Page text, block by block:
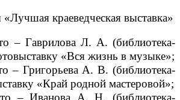
краеведческая выставка»
– Гаврилова Л. А. (библиотека-
«Вся жизнь в музыке»;
– Григорьева А. В. (библиотека-
«Край родной мастеровой»;
– Иванова А. Н. (библиотека-